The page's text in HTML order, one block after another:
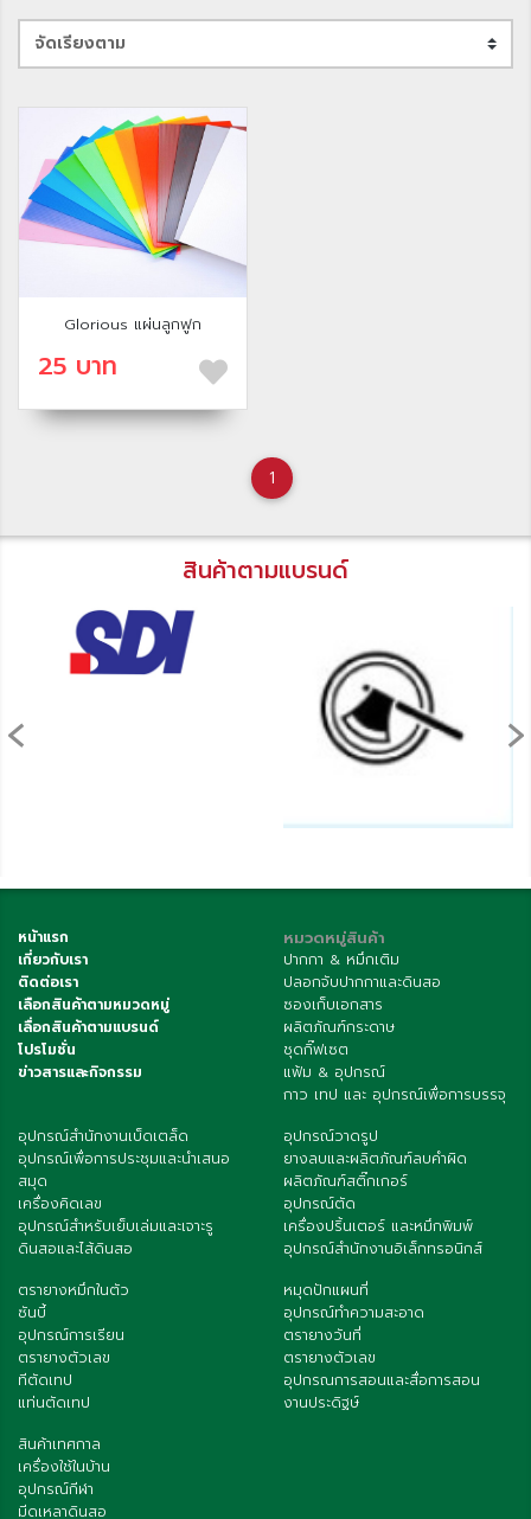
Glorious แผ่นลูกฟูก
25 บาท
1
สินค้าตามแบรนด์
‹ ›
หน้าแรก
เกี่ยวกับเรา
ติดต่อเรา
เลือกสินค้าตามหมวดหมู่
เลื่อกสินค้าตามแบรนด์
โปรโมชั่น
ข่าวสารและกิจกรรม
หมวดหมู่สินค้า
ปากกา & หมึกเติม
ปลอกจับปากกาและดินสอ
ซองเก็บเอกสาร
ผลิตภัณฑ์กระดาษ
ชุดกิ๊ฟเซต
แฟ้ม & อุปกรณ์
กาว เทป และ อุปกรณ์เพื่อการบรรจุ
อุปกรณ์สำนักงานเบ็ดเตล็ด
อุปกรณ์เพื่อการประชุมและนำเสนอ
สมุด
เครื่องคิดเลข
อุปกรณ์สำหรับเย็บเล่มและเจาะรู
ดินสอและไส้ดินสอ
อุปกรณ์วาดรูป
ยางลบและผลิตภัณฑ์ลบคำผิด
ผลิตภัณฑ์สติ๊กเกอร์
อุปกรณ์ตัด
เครื่องปริ้นเตอร์ และหมึกพิมพ์
อุปกรณ์สำนักงานอิเล็กทรอนิกส์
ตรายางหมึกในตัว
ซันบี้
อุปกรณ์การเรียน
ตรายางตัวเลข
ทีตัดเทป
แท่นตัดเทป
หมุดปักแผนที่
อุปกรณ์ทำความสะอาด
ตรายางวันที่
ตรายางตัวเลข
อุปกรณการสอนและสื่อการสอน
งานประดิฐษ์
สินค้าเทศกาล
เครื่องใช้ในบ้าน
อุปกรณ์กีฬา
มีดเหลาดินสอ